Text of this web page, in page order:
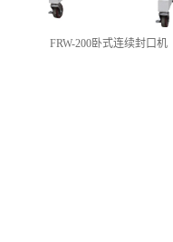
FRW-200卧式连续封口机